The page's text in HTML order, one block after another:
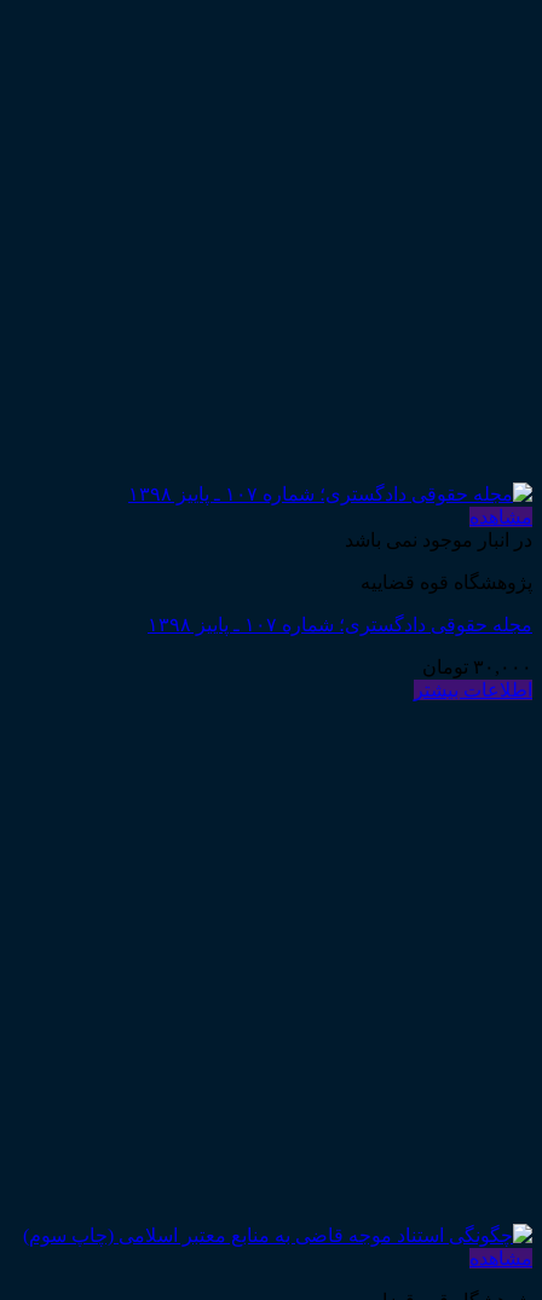
مشاهده
در انبار موجود نمی باشد
پژوهشگاه قوه قضاییه
مجله حقوقی دادگستری؛ شماره ۱۰۷ ـ پاییز ۱۳۹۸
۳۰,۰۰۰ تومان
اطلاعات بیشتر
مشاهده